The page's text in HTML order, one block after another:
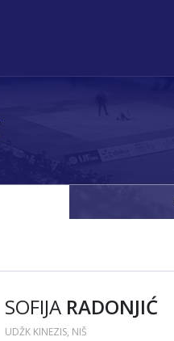
SOFIJA RADONJIĆ
UDŽK KINEZIS, NIŠ